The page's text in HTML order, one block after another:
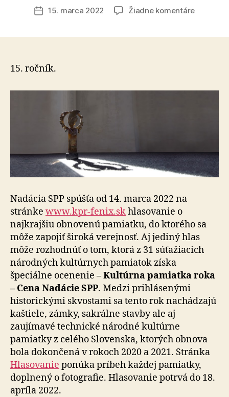
článku
Dátum
15. marca 2022 Žiadne komentárena
15. ročník.
Nadácia SPP spúšťa od 14. marca 2022 na
stránke www.kpr-fenix.skhlasovanie o
najkrajšiu obnovenú pamiatku, do ktorého sa
môže zapojiť široká verejnosť. Aj jediný hlas
môže rozhodnúť o tom, ktorá z 31 súťažiacich
národných kultúrnych pamiatok získa
špeciálne ocenenie –Kultúrna pamiatka roka
– Cena Nadácie SPP. Medzi prihlásenými
historickými skvostami sa tento rok nachádzajú
kaštiele, zámky, sakrálne stavby ale aj
zaujímavé technické národné kultúrne
pamiatky z celého Slovenska, ktorých obnova
bola dokončená v rokoch 2020 a 2021. Stránka
Hlasovanie ponúka príbeh každej pamiatky,
doplnený o fotografie. Hlasovanie potrvá do 18.
apríla 2022.